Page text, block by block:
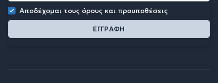
Αποδέχομαι τους όρους και προυποθέσεις